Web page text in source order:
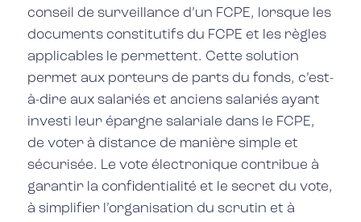
conseil de surveillance d’un FCPE, lorsque les
documents constitutifs du FCPE et les règles
applicables le permettent. Cette solution
permet aux porteurs de parts du fonds, c’est-
à-dire aux salariés et anciens salariés ayant
investi leur épargne salariale dans le FCPE,
de voter à distance de manière simple et
sécurisée. Le vote électronique contribue à
garantir la confidentialité et le secret du vote,
à simplifier l’organisation du scrutin et à